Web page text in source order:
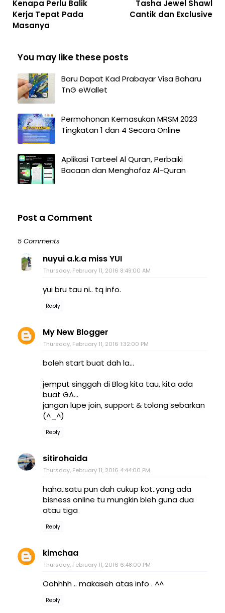
Tasha Jewel Shawl
Cantik dan Exclusive
Kenapa Perlu Balik
Kerja Tepat Pada
Masanya
You may like these posts
Baru Dapat Kad Prabayar Visa Baharu
TnG eWallet
Permohonan Kemasukan MRSM 2023
Tingkatan 1 dan 4 Secara Online
Aplikasi Tarteel Al Quran, Perbaiki
Bacaan dan Menghafaz Al-Quran
Post a Comment
5 Comments
nuyui a.k.a miss YUI
Thursday, February 11, 2016 8:49:00 AM
yui bru tau ni.. tq info.
Reply
My New Blogger
Thursday, February 11, 2016 1:32:00 PM
boleh start buat dah la...
jemput singgah di Blog kita tau, kita ada
buat GA...
jangan lupe join, support & tolong sebarkan
(^_^)
Reply
sitirohaida
Thursday, February 11, 2016 4:44:00 PM
haha..satu pun dah cukup kot..yang ada
bisness online tu mungkin bleh guna dua
atau tiga
Reply
kimchaa
Thursday, February 11, 2016 6:48:00 PM
Oohhhh .. makaseh atas info . ^^
Reply